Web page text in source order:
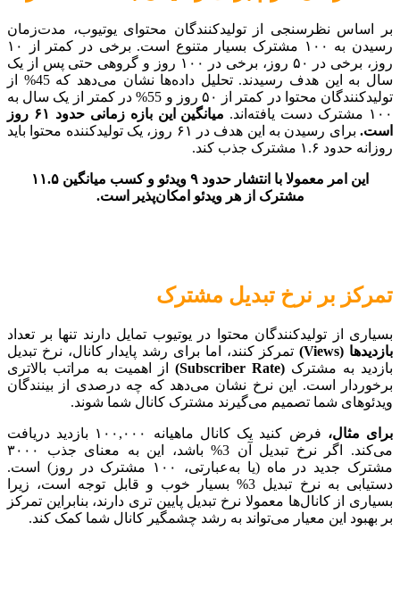
بر اساس نظرسنجی از تولیدکنندگان محتوای یوتیوب، مدت‌زمان
رسیدن به ۱۰۰ مشترک بسیار متنوع است. برخی در کمتر از ۱۰
روز، برخی در ۵۰ روز، برخی در ۱۰۰ روز و گروهی حتی پس از یک
سال به این هدف رسیدند. تحلیل داده‌ها نشان می‌دهد که 45% از
تولیدکنندگان محتوا در کمتر از ۵۰ روز و 55% در کمتر از یک سال به
۱۰۰ مشترک دست یافته‌اند.
میانگین این بازه زمانی حدود ۶۱ روز
است.
برای رسیدن به این هدف در ۶۱ روز، یک تولیدکننده محتوا باید
روزانه حدود ۱.۶ مشترک جذب کند.
این امر معمولا با انتشار حدود ۹ ویدئو و کسب میانگین ۱۱.۵
مشترک از هر ویدئو امکان‌پذیر است.
تمرکز بر نرخ تبدیل مشترک
بسیاری از تولیدکنندگان محتوا در یوتیوب تمایل دارند تنها بر تعداد
بازدیدها (Views)
تمرکز کنند، اما برای رشد پایدار کانال، نرخ تبدیل
بازدید به مشترک (Subscriber Rate)
از اهمیت به مراتب بالاتری
برخوردار است. این نرخ نشان می‌دهد که چه درصدی از بینندگان
ویدئوهای شما تصمیم می‌گیرند مشترک کانال شما شوند.
برای مثال،
فرض کنید یک کانال ماهیانه ۱۰۰,۰۰۰ بازدید دریافت
می‌کند. اگر نرخ تبدیل آن 3% باشد، این به معنای جذب ۳۰۰۰
مشترک جدید در ماه (یا به‌عبارتی، ۱۰۰ مشترک در روز) است.
دستیابی به نرخ تبدیل 3% بسیار خوب و قابل توجه است، زیرا
بسیاری از کانال‌ها معمولا نرخ تبدیل پایین تری دارند، بنابراین تمرکز
بر بهبود این معیار می‌تواند به رشد چشمگیر کانال شما کمک کند.